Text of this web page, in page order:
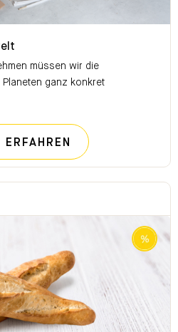
müssen wir die
ganz konkret
ERFAHREN NACHHALTIG